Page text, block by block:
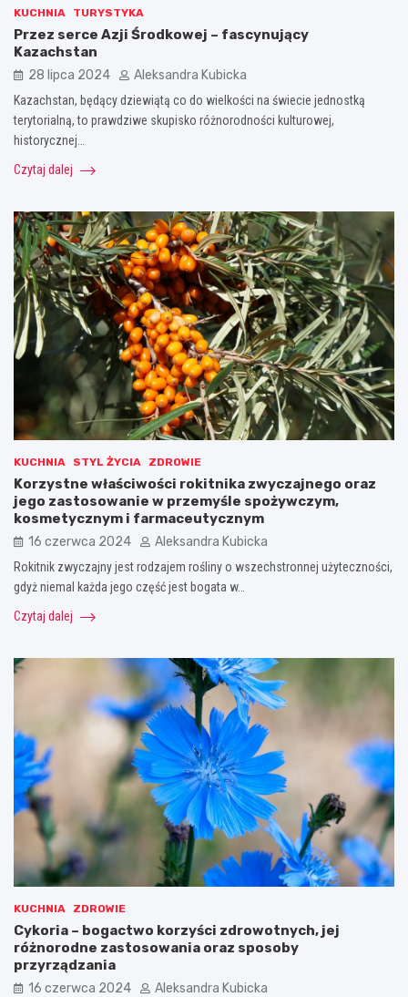
KUCHNIA TURYSTYKA
Przez serce Azji Środkowej – fascynujący
Kazachstan
28 lipca 2024 Aleksandra Kubicka
Kazachstan, będący dziewiątą co do wielkości na świecie jednostką
terytorialną, to prawdziwe skupisko różnorodności kulturowej,
historycznej…
Czytaj dalej
KUCHNIA STYL ŻYCIA ZDROWIE
Korzystne właściwości rokitnika zwyczajnego oraz
jego zastosowanie w przemyśle spożywczym,
kosmetycznym i farmaceutycznym
16 czerwca 2024 Aleksandra Kubicka
Rokitnik zwyczajny jest rodzajem rośliny o wszechstronnej użyteczności,
gdyż niemal każda jego część jest bogata w…
Czytaj dalej
KUCHNIA ZDROWIE
Cykoria – bogactwo korzyści zdrowotnych, jej
różnorodne zastosowania oraz sposoby
przyrządzania
16 czerwca 2024 Aleksandra Kubicka